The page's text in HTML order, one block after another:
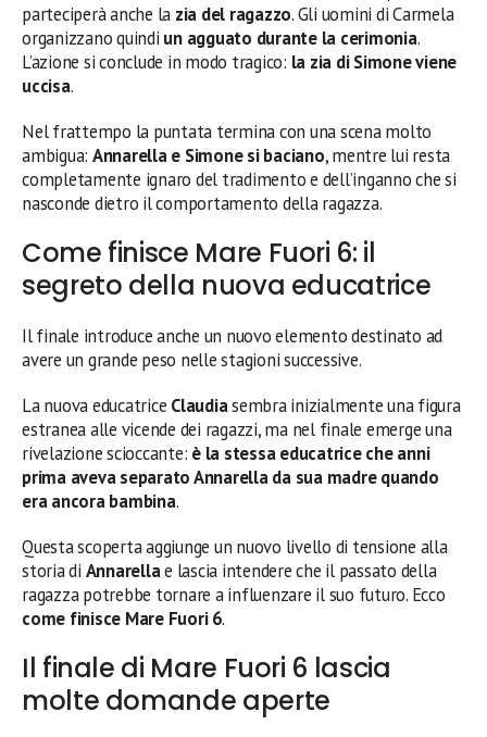
parteciperà anche la zia del ragazzo. Gli uomini di Carmela
organizzano quindi un agguato durante la cerimonia.
L’azione si conclude in modo tragico: la zia di Simone viene
uccisa.
Nel frattempo la puntata termina con una scena molto
ambigua: Annarella e Simone si baciano, mentre lui resta
completamente ignaro del tradimento e dell’inganno che si
nasconde dietro il comportamento della ragazza.
Come finisce Mare Fuori 6: il
segreto della nuova educatrice
Il finale introduce anche un nuovo elemento destinato ad
avere un grande peso nelle stagioni successive.
La nuova educatrice Claudiasembra inizialmente una figura
estranea alle vicende dei ragazzi, ma nel finale emerge una
rivelazione scioccante: è la stessa educatrice che anni
prima aveva separato Annarella da sua madre quando
era ancora bambina.
Questa scoperta aggiunge un nuovo livello di tensione alla
storia di Annarellae lascia intendere che il passato della
ragazza potrebbe tornare a influenzare il suo futuro. Ecco
come finisce Mare Fuori 6.
Il finale di Mare Fuori 6 lascia
molte domande aperte